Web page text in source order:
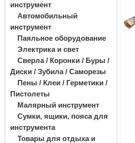
инструмент
Автомобильный
инструмент
Паяльное оборудование
Электрика и свет
Сверла / Коронки / Буры /
Диски / Зубила / Саморезы
Пены / Клеи / Герметики /
Пистолеты
Малярный инструмент
Сумки, ящики, пояса для
инструмента
Товары для отдыха и